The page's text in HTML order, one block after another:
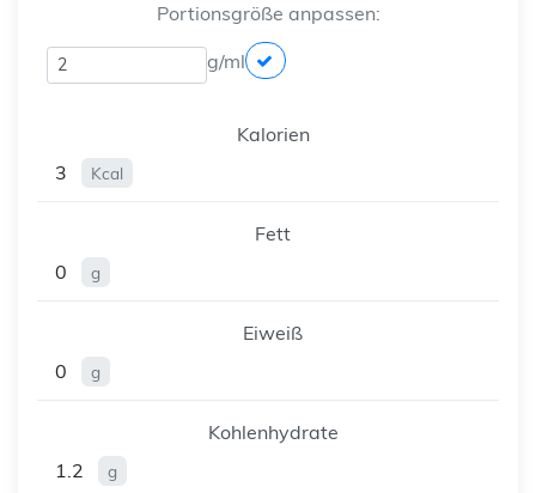
Portionsgröße anpassen:
g/ml
Kalorien
3
Kcal
Fett
0
g
Eiweiß
0
g
Kohlenhydrate
1.2
g